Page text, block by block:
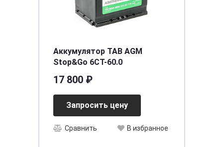
Аккумулятор TAB AGM
Stop&Go 6CT-60.0
17 800 ₽
Запросить цену
Сравнить В избранное